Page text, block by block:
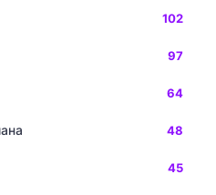
102
97
64
48
45